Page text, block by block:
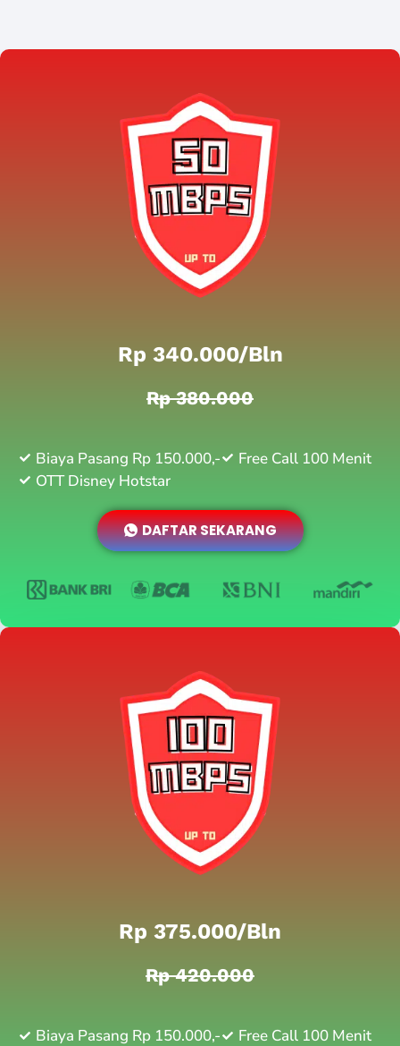
Rp 340.000/bln
Rp 380.000
Biaya Pasang Rp 150.000,-
Free Call 100 Menit
OTT Disney Hotstar
DAFTAR SEKARANG
Rp 375.000/bln
Rp 420.000
Biaya Pasang Rp 150.000,- Free Call 100 Menit